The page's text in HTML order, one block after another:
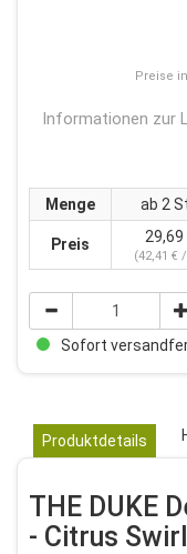
Preise
Informationen zur
Menge ab 2
Preis 29,69
(42,41 €
Sofort
Produktdetails
THE DUKE
- Citrus